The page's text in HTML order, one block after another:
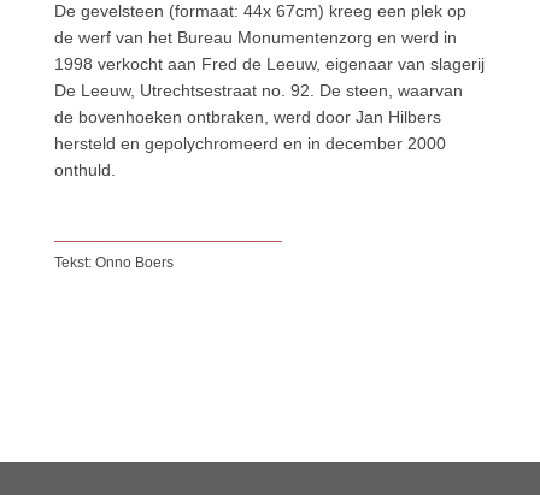
De gevelsteen (formaat: 44x 67cm) kreeg een plek op
de werf van het Bureau Monumentenzorg en werd in
1998 verkocht aan Fred de Leeuw, eigenaar van slagerij
De Leeuw, Utrechtsestraat no. 92. De steen, waarvan
de bovenhoeken ontbraken, werd door Jan Hilbers
hersteld en gepolychromeerd en in december 2000
onthuld.
Tekst: Onno Boers